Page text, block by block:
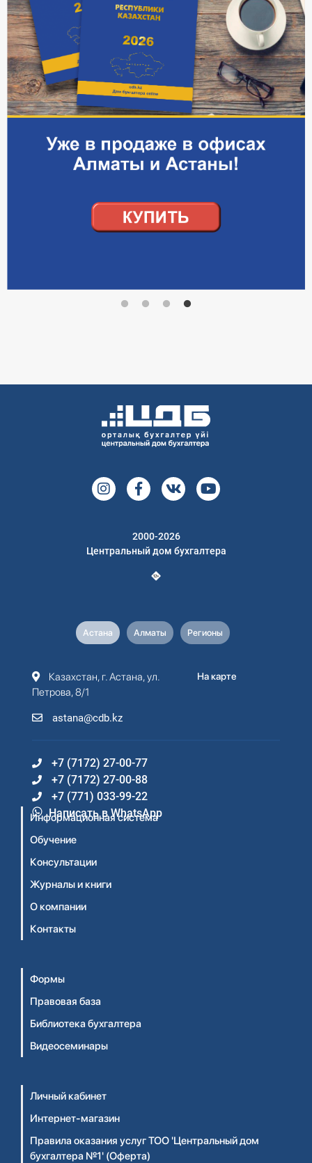
2000-2026
Центральный дом бухгалтера
Астана Алматы Регионы
Казахстан, г. Астана, ул.
Петрова, 8/1
astana@cdb.kz
На карте
+7 (7172) 27-00-77
+7 (7172) 27-00-88
+7 (771) 033-99-22
Написать в WhatsApp
Информационная система
Обучение
Консультации
Журналы и книги
О компании
Контакты
Формы
Правовая база
Библиотека бухгалтера
Видеосеминары
Личный кабинет
Интернет-магазин
Правила оказания услуг ТОО 'Центральный дом
бухгалтера №1' (Оферта)